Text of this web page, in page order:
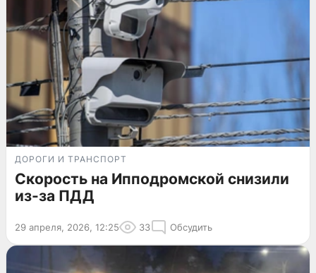
ДОРОГИ И ТРАНСПОРТ
Скорость на Ипподромской снизили
из-за ПДД
29 апреля, 2026, 12:25 33 Обсудить